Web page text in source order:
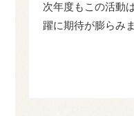
次年度もこの活動
躍に期待が膨らみ